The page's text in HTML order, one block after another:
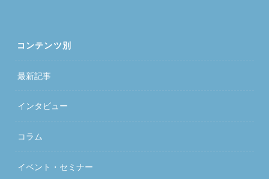
コンテンツ別
最新記事
インタビュー
コラム
イベント・セミナー